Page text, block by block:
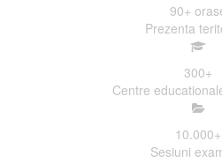
90+
Prezenta
300+
Centre
10.000+
Sesiuni